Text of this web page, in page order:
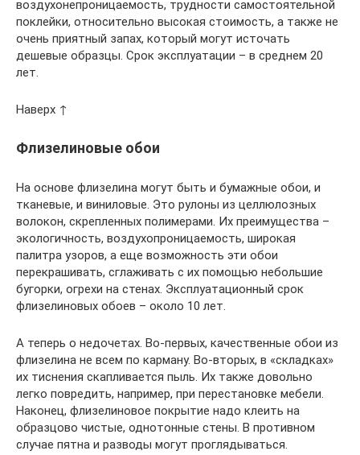
воздухонепроницаемость, трудности самостоятельной
поклейки, относительно высокая стоимость, а также не
очень приятный запах, который могут источать
дешевые образцы. Срок эксплуатации – в среднем 20
лет.
Наверх ↑
Флизелиновые обои
На основе флизелина могут быть и бумажные обои, и
тканевые, и виниловые. Это рулоны из целлюлозных
волокон, скрепленных полимерами. Их преимущества –
экологичность, воздухопроницаемость, широкая
палитра узоров, а еще возможность эти обои
перекрашивать, сглаживать с их помощью небольшие
бугорки, огрехи на стенах. Эксплуатационный срок
флизелиновых обоев – около 10 лет.
А теперь о недочетах. Во-первых, качественные обои из
флизелина не всем по карману. Во-вторых, в «складках»
их тиснения скапливается пыль. Их также довольно
легко повредить, например, при перестановке мебели.
Наконец, флизелиновое покрытие надо клеить на
образцово чистые, однотонные стены. В противном
случае пятна и разводы могут проглядываться.